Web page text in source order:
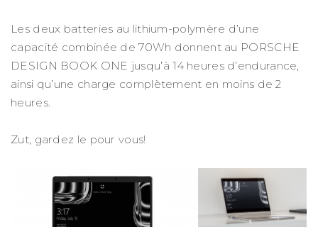
Les deux batteries au lithium-polymère d’une
capacité combinée de 70Wh donnent au PORSCHE
DESIGN BOOK ONE jusqu’à 14 heures d’endurance,
ainsi qu’une charge complètement en moins de 2
heures.
Zut, gardez le pour vous!